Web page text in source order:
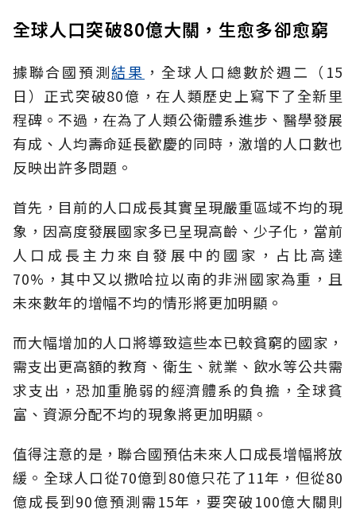
全球人口突破80億大關，生愈多卻愈窮
據聯合國預測結果 ，全球人口總數於週二（15
日）正式突破80億，在人類歷史上寫下了全新里
程碑。不過，在為了人類公衛體系進步、醫學發展
有成、人均壽命延長歡慶的同時，激增的人口數也
反映出許多問題。
首先，目前的人口成長其實呈現嚴重區域不均的現
象，因高度發展國家多已呈現高齡、少子化，當前
人口成長主力來自發展中的國家，占比高達
70%，其中又以撒哈拉以南的非洲國家為重，且
未來數年的增幅不均的情形將更加明顯。
而大幅增加的人口將導致這些本已較貧窮的國家，
需支出更高額的教育、衛生、就業、飲水等公共需
求支出，恐加重脆弱的經濟體系的負擔，全球貧
富、資源分配不均的現象將更加明顯。
值得注意的是，聯合國預估未來人口成長增幅將放
緩。全球人口從70億到80億只花了11年，但從80
億成長到90億預測需15年，要突破100億大關則